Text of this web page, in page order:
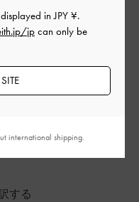
に立ちましたか？
する
displayed inJPY ¥.
jpcan only be
international shipping.